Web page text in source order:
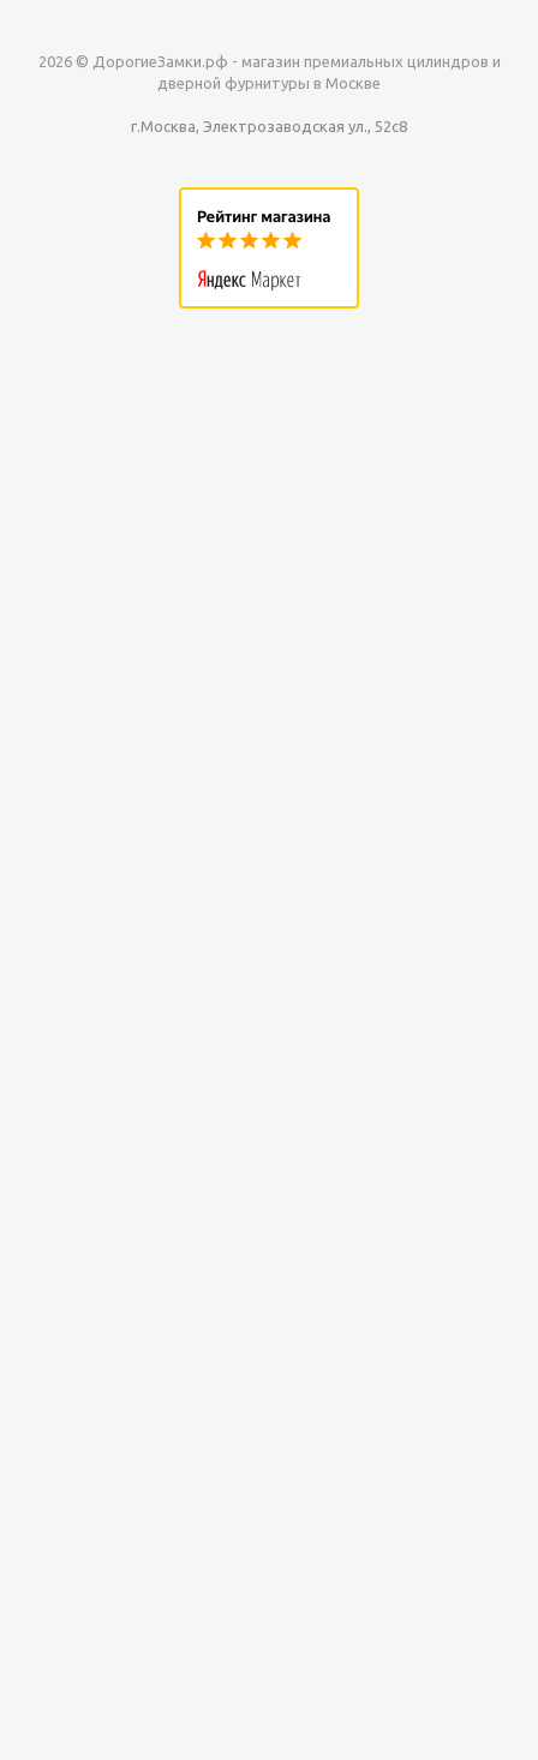
2026 © ДорогиеЗамки.рф - магазин премиальных цилиндров и
дверной фурнитуры в Москве
г.Москва, Электрозаводская ул., 52с8